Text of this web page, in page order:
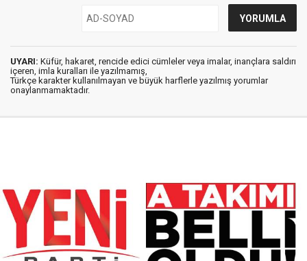
UYARI: Küfür, hakaret, rencide edici cümleler veya imalar, inançlara saldırı
içeren, imla kuralları ile yazılmamış,
Türkçe karakter kullanılmayan ve büyük harflerle yazılmış yorumlar
onaylanmamaktadır.